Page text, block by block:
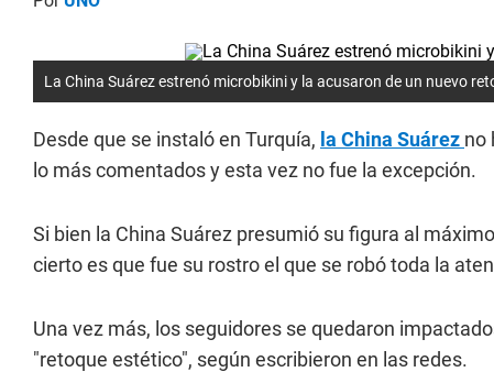
La China Suárez estrenó microbikini y la acusaron de un nuevo
Desde que se instaló en Turquía, la China Suárez no
lo más comentados y esta vez no fue la excepción.
Si bien la China Suárez presumió su figura al
cierto es que fue su rostro el que se robó toda la
Una vez más, los seguidores se quedaron
"retoque estético", según escribieron en las redes.